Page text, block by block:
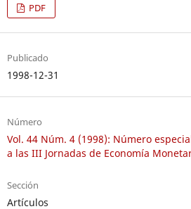
PDF
Publicado
1998-12-31
Número
Vol. 44 Núm. 4 (1998): Número
a las III Jornadas de Economía
Sección
Artículos